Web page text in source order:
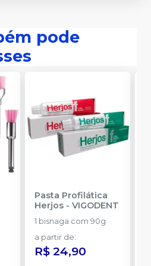
pode
Pasta Profilática
Herjos- VIGODENT
1 bisnaga com 90g
a partir de:
R$ 24,90